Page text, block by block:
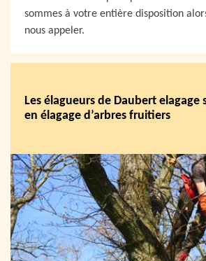
sommes à votre entière disposition
nous appeler.
Les élagueurs de Daubert elagage
en élagage d’arbres fruitiers